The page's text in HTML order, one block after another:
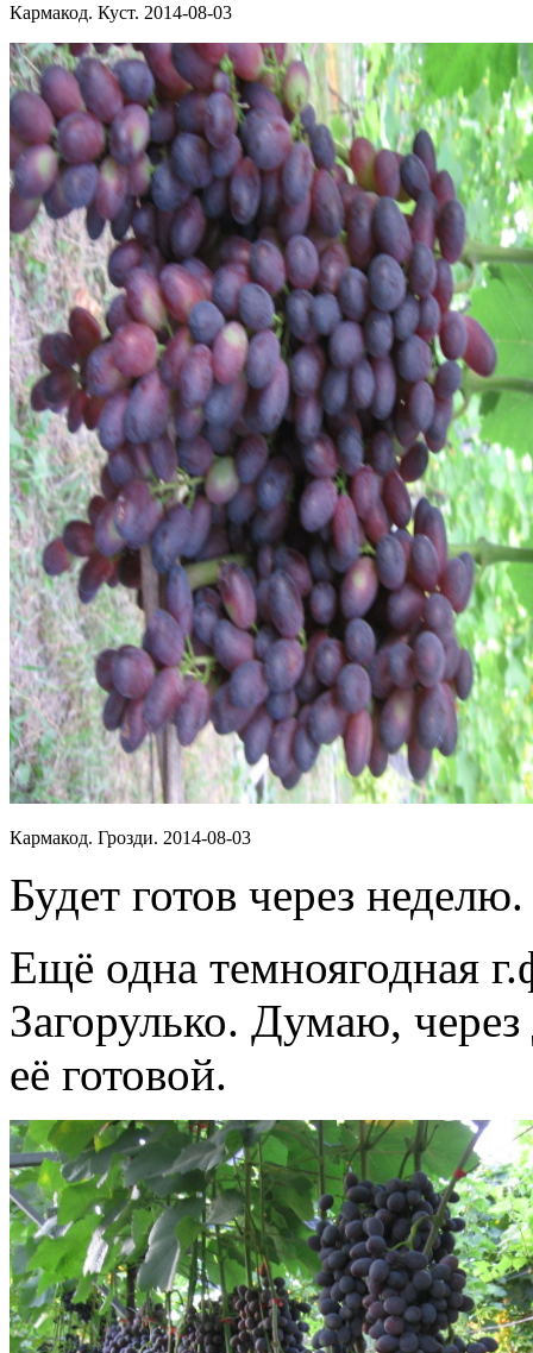
Кармакод. Куст. 2014-08-03
Кармакод. Грозди. 2014-08-03
Будет готов через неделю.
Ещё одна темноягодная
Загорулько. Думаю,
её готовой.